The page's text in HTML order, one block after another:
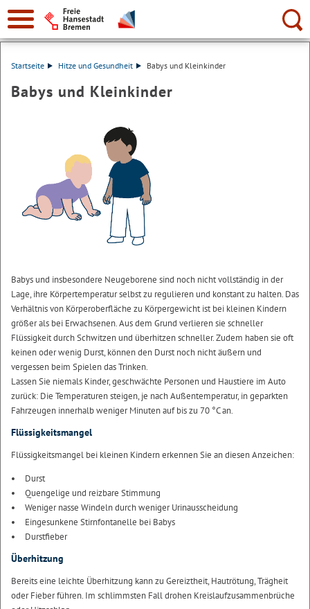
Suche:
Startseite Hitze und Gesundheit Babys und Kleinkinder
Babys und Kleinkinder
Babys und insbesondere Neugeborene sind noch nicht vollständig in der
Lage, ihre Körpertemperatur selbst zu regulieren und konstant zu halten. Das
Verhältnis von Körperoberfläche zu Körpergewicht ist bei kleinen Kindern
größer als bei Erwachsenen. Aus dem Grund verlieren sie schneller
Flüssigkeit durch Schwitzen und überhitzen schneller. Zudem haben sie oft
keinen oder wenig Durst, können den Durst noch nicht äußern und
vergessen beim Spielen das Trinken.
Lassen Sie niemals Kinder, geschwächte Personen und Haustiere im Auto
zurück: Die Temperaturen steigen, je nach Außentemperatur, in geparkten
Fahrzeugen innerhalb weniger Minuten auf bis zu 70 °C an.
Flüssigkeitsmangel
Flüssigkeitsmangel bei kleinen Kindern erkennen Sie an diesen Anzeichen:
Durst
Quengelige und reizbare Stimmung
Weniger nasse Windeln durch weniger Urinausscheidung
Eingesunkene Stirnfontanelle bei Babys
Durstfieber
Überhitzung
Bereits eine leichte Überhitzung kann zu Gereiztheit, Hautrötung, Trägheit
oder Fieber führen. Im schlimmsten Fall drohen Kreislaufzusammenbrüche